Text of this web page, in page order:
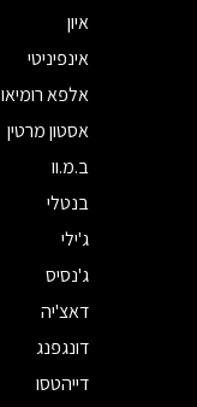
איון
אינפיניטי
אלפא רומיאו
אסטון מרטין
ב.מ.וו
בנטלי
ג'ילי
ג'נסיס
דאצ'יה
דונגפנג
דייהטסו